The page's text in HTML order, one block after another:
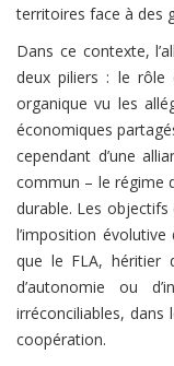
territoires face à des
Dans ce contexte,
deux piliers : le rôle
organique vu les
économiques
cependant d’une
commun – le régime
durable. Les
l’imposition
que le FLA, héritier
d’autonomie ou
irréconciliables,
coopération.